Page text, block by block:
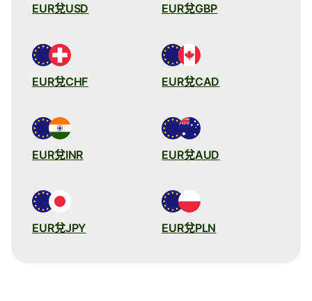
EUR兌USD EUR兌GBP
EUR兌CHF EUR兌CAD
EUR兌INR EUR兌AUD
EUR兌JPY EUR兌PLN